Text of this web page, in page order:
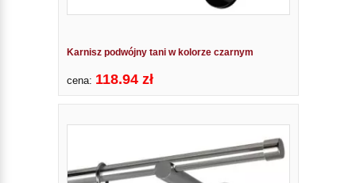
Karnisz podwójny tani w kolorze czarnym
cena: 118.94 zł